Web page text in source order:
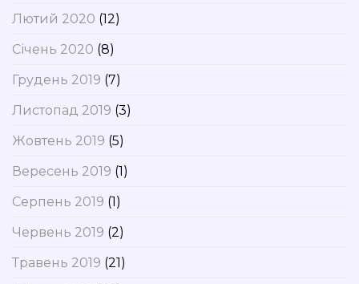
Лютий 2020 (12)
Січень 2020 (8)
Грудень 2019 (7)
Листопад 2019 (3)
Жовтень 2019 (5)
Вересень 2019 (1)
Серпень 2019 (1)
Червень 2019 (2)
Травень 2019 (21)